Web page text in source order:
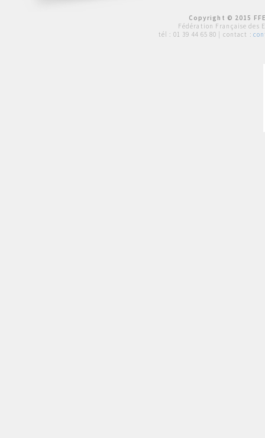
Copyright © 2015
Fédération Française des
tél : 01 39 44 65 80 | contact :